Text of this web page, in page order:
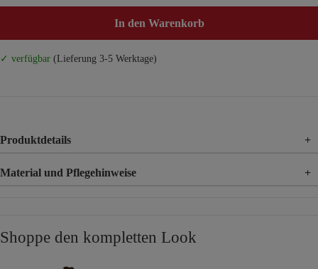
In den Warenkorb
✓ verfügbar (Lieferung 3-5 Werktage)
Produktdetails +
Material und Pflegehinweise +
Shoppe den kompletten Look